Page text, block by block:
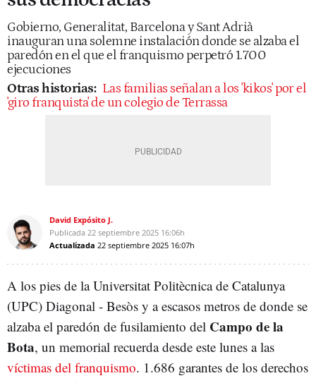
Gobierno, Generalitat, Barcelona y Sant Adrià
inauguran una solemne instalación donde se alzaba el
paredón en el que el franquismo perpetró 1.700
ejecuciones
Otras historias: Las familias señalan a los 'kikos' por el
'giro franquista' de un colegio de Terrassa
David Expósito J.
Publicada 22 septiembre 2025 16:06h
Actualizada 22 septiembre 2025 16:07h
A los pies de la Universitat Politècnica de Catalunya
(UPC) Diagonal - Besòs y a escasos metros de donde se
alzaba el paredón de fusilamiento del Campo de la
Bota, un memorial recuerda desde este lunes a las
víctimas del franquismo. 1.686 garantes de los derechos